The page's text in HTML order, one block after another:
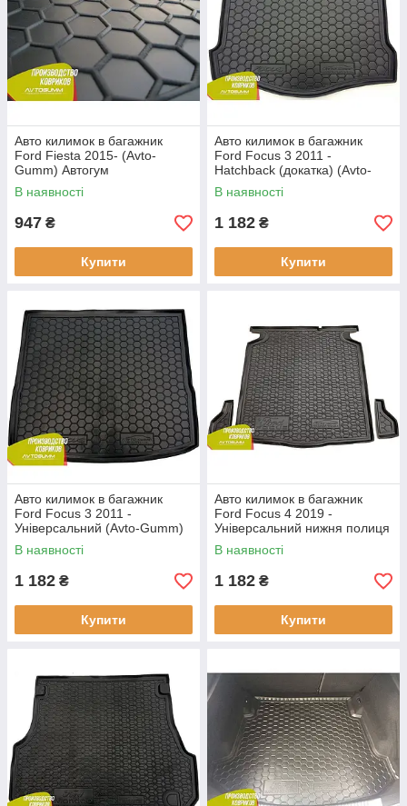
Авто килимок в багажник
Ford Fiesta 2015- (Avto-
Gumm) Автогум
В наявності
947 ₴
Купити
Авто килимок в багажник
Ford Focus 3 2011 -
Hatchback (докатка) (Avto-
Gumm) Автогум
В наявності
1 182 ₴
Купити
Авто килимок в багажник
Ford Focus 3 2011 -
Універсальний (Avto-Gumm)
Автогум
В наявності
1 182 ₴
Купити
Авто килимок в багажник
Ford Focus 4 2019 -
Універсальний нижня полиця
(Avto-Gumm) Автогум
В наявності
1 182 ₴
Купити